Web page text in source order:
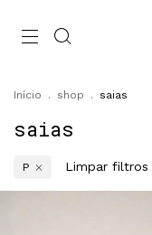
Início . shop . saias
saias
P Limpar filtros